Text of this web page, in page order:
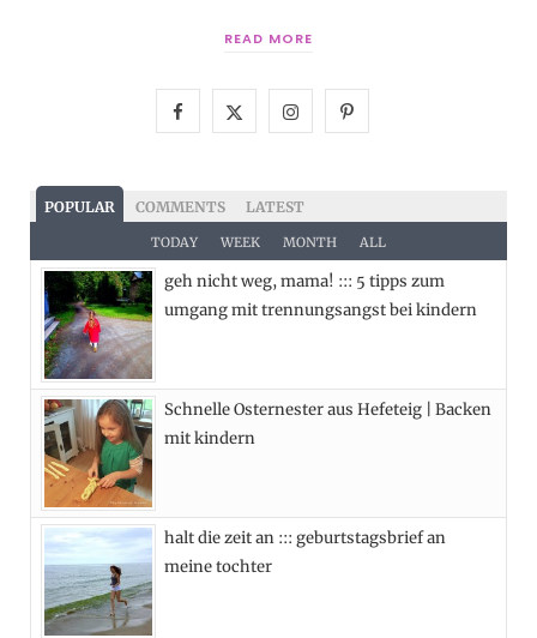
READ MORE
c
e
b
k
T
w
i
e
I
s
t
a
a
P
e
s
POPULAR COMMENTS LATEST
TODAY WEEK MONTH ALL
geh nicht weg, mama! ::: 5 tipps zum
umgang mit trennungsangst bei kindern
Schnelle Osternester aus Hefeteig | Backen
mit kindern
halt die zeit an ::: geburtstagsbrief an
meine tochter